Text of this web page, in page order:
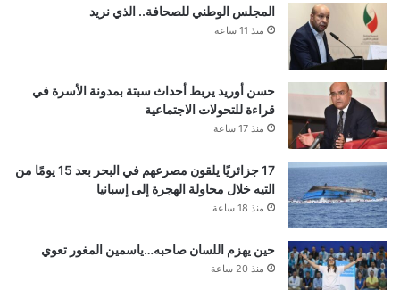
المجلس الوطني للصحافة.. الذي نريد
منذ 11 ساعة
حسن أوريد يربط أحداث سبتة بمدونة الأسرة في
قراءة للتحولات الاجتماعية
منذ 17 ساعة
17 جزائريًا يلقون مصرعهم في البحر بعد 15 يومًا من
التيه خلال محاولة الهجرة إلى إسبانيا
منذ 18 ساعة
حين يهزم اللسان صاحبه…ياسمين المغور تعوي
منذ 20 ساعة